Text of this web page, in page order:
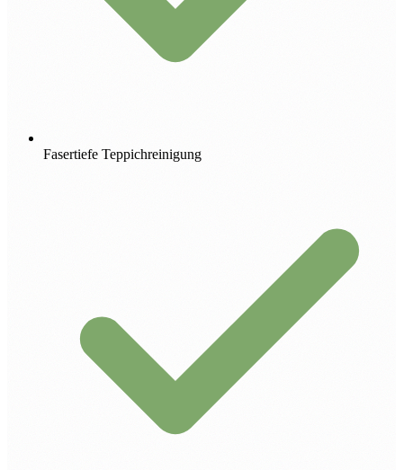
Fasertiefe Teppichreinigung